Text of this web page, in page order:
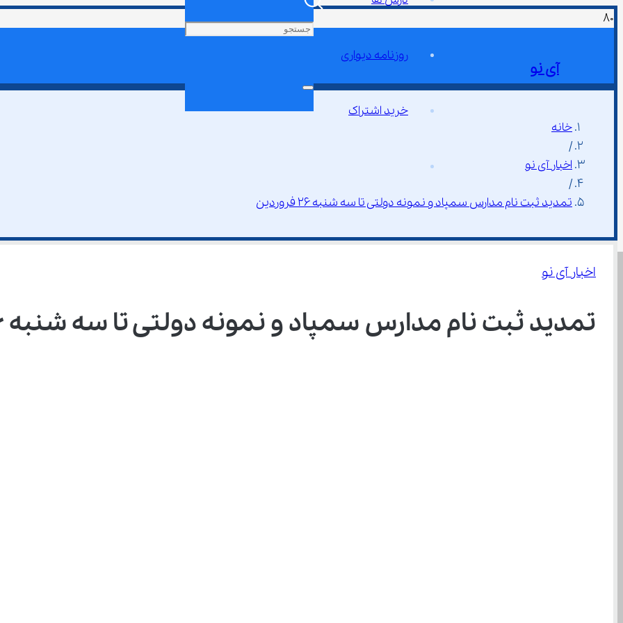
آی نو
روزنامه دیواری
خرید اشتراک
خانه
/
اخبار آی نو
/
تمدید ثبت‌ نام مدارس سمپاد و نمونه دولتی تا سه شنبه 26 فروردین
اخبار آی نو
تمدید ثبت‌ نام مدارس سمپاد و نمونه دولتی تا سه شنبه 26 فروردین